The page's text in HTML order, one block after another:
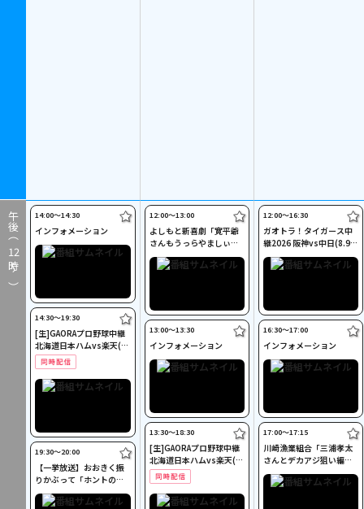
午後（
12
時～）
14:00〜14:30
インフォメーション
14:30〜19:30
[生]GAORAプロ野球中継
北海道日本ハムvs楽天(8.
8)
19:30〜20:00
【一挙放送】おおきく振
りかぶって「ホントのエ
ース」 #1
12:00〜13:00
よしもと新喜劇「寛平爺
さんもうっらやましぃ
～！恋の行方は？」#176
13:00〜13:30
インフォメーション
13:30〜18:30
[生]GAORAプロ野球中継
北海道日本ハムvs楽天(8.
9)
12:00〜16:30
ガオトラ！タイガース中
継2026 阪神vs中日(8.9京
セラドーム大阪)
16:30〜17:00
インフォメーション
17:00〜17:15
川崎漁業組合「三浦孝太
さんとデカアジ狙い編」
#109